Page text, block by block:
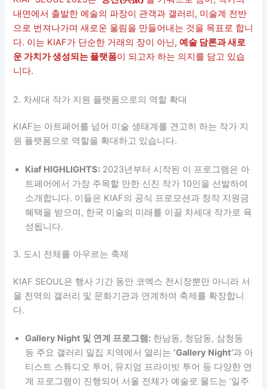
내면에서 출발한 예술의 파장이 관객과 갤러리, 미술계 전반
으로 번져나가며 새로운 울림을 만들어내는 것을 목표로 합니
다. 이는 KIAF가 단순한 거래의 장이 아닌,예술 담론과 새로
운 가치가 생성되는 플랫폼이 되고자 하는 의지를 담고 있습
니다.
2. 차세대 작가 지원 플랫폼으로의 역할 확대
KIAF는 아트페어를 넘어 미술 생태계를 견고히 하는 작가 지
원 플랫폼으로 역할을 확대하고 있습니다.
Kiaf HIGHLIGHTS: 2023년부터 시작된 이 프로그램은 아
트페어에서 가장 주목할 만한 신진 작가 10인을 선발하여
소개합니다. 이들은 KIAF의 공식 프로모션과 창작 지원금
혜택을 받으며, 한국 미술의 미래를 이끌 차세대 작가로 육
성됩니다.
3. 도시 전체를 아우르는 축제
KIAF SEOUL은 행사 기간 동안 코엑스 전시장뿐만 아니라 서
울 전역의 갤러리 및 문화기관과 연계하여 축제를 확장합니
다.
Gallery Night 및 연계 프로그램: 한남동, 청담동, 삼청동
등 주요 갤러리 밀집 지역에서 열리는 ‘Gallery Night’과 아
티스트 스튜디오 투어, 뮤지엄 프라이빗 투어 등 다양한 연
계 프로그램이 진행되어 서울 전체가 예술로 물드는 ‘일주